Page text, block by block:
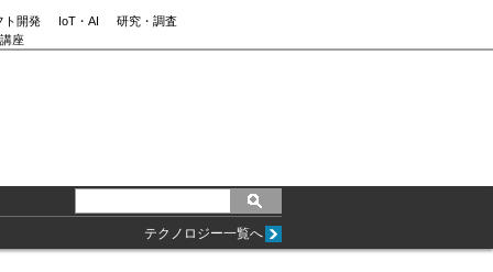
ト開発 IoT・AI
研究・調査
座
テクノロジー一覧へ